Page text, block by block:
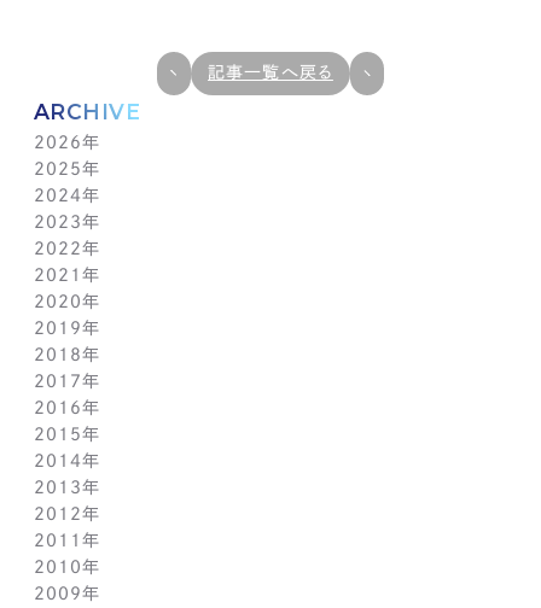
ARCHIVE
2026年
7月(1)
6月(1)
5月(1)
4月(1)
3月(1)
2月(1)
1月(1)
2025年
12月(1)
11月(1)
10月(1)
9月(1)
8月(1)
7月(1)
6月(1)
5月(1)
4月(1)
3月(1)
2月(1)
1月(2)
2024年
11月(1)
10月(1)
9月(1)
8月(1)
7月(1)
6月(1)
5月(1)
4月(1)
3月(1)
2月(1)
1月(2)
2023年
11月(1)
10月(1)
9月(1)
8月(1)
7月(1)
6月(1)
5月(1)
4月(1)
3月(1)
2月(1)
1月(2)
2022年
11月(1)
10月(1)
9月(1)
8月(1)
7月(1)
6月(1)
5月(1)
4月(1)
3月(2)
1月(2)
2021年
11月(1)
10月(1)
9月(1)
8月(1)
7月(1)
6月(1)
5月(1)
4月(1)
3月(1)
2月(1)
1月(2)
2020年
11月(2)
9月(2)
7月(1)
6月(2)
5月(2)
4月(3)
3月(2)
2月(1)
2019年
12月(2)
10月(1)
9月(2)
7月(1)
6月(2)
4月(1)
3月(1)
2月(1)
1月(1)
2018年
12月(1)
11月(1)
10月(1)
9月(2)
8月(1)
7月(1)
5月(1)
4月(1)
3月(1)
2017年
12月(1)
11月(1)
10月(1)
9月(1)
8月(1)
7月(1)
6月(1)
5月(1)
2016年
12月(1)
11月(1)
10月(1)
9月(1)
8月(1)
7月(1)
6月(1)
2015年
12月(1)
11月(1)
10月(1)
9月(1)
8月(1)
7月(1)
2014年
12月(1)
11月(1)
10月(1)
9月(1)
8月(1)
2013年
12月(1)
11月(1)
10月(1)
9月(1)
2012年
12月(1)
11月(1)
10月(1)
2011年
12月(1)
11月(1)
2010年
12月(1)
2009年
記事一覧へ戻る